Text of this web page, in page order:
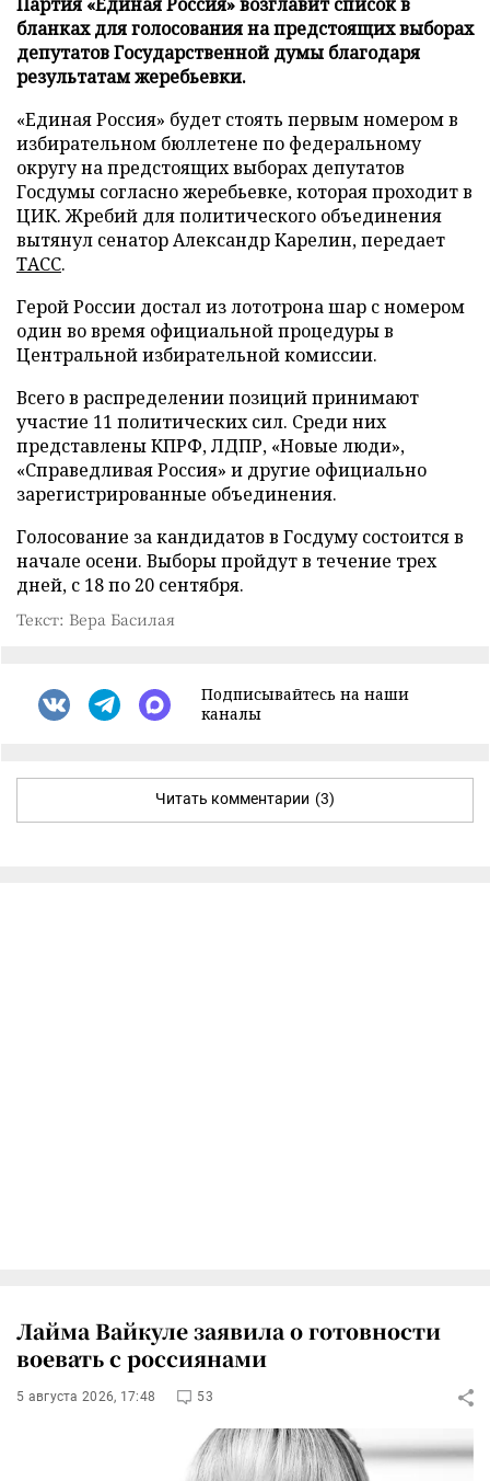
бланках для голосования на предстоящих выборах
депутатов Государственной думы благодаря
результатам жеребьевки.
«Единая Россия» будет стоять первым номером в
избирательном бюллетене по федеральному
округу на предстоящих выборах депутатов
Госдумы согласно жеребьевке, которая проходит в
ЦИК. Жребий для политического объединения
вытянул сенатор Александр Карелин, передает
ТАСС.
Герой России достал из лототрона шар с номером
один во время официальной процедуры в
Центральной избирательной комиссии.
Всего в распределении позиций принимают
участие 11 политических сил. Среди них
представлены КПРФ, ЛДПР, «Новые люди»,
«Справедливая Россия» и другие официально
зарегистрированные объединения.
Голосование за кандидатов в Госдуму состоится в
начале осени. Выборы пройдут в течение трех
дней, с 18 по 20 сентября.
Текст: Вера Басилая
Подписывайтесь на наши
каналы
Читать комментарии (3)
Лайма Вайкуле заявила о готовности
воевать с россиянами
5 августа 2026, 17:48 53